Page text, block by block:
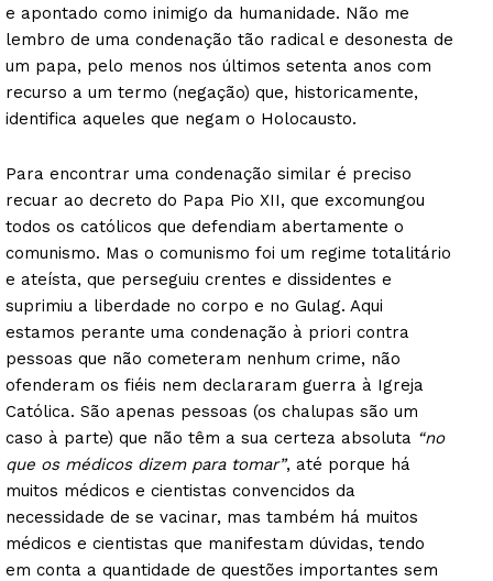
e apontado como inimigo da humanidade. Não me
lembro de uma condenação tão radical e desonesta de
um papa, pelo menos nos últimos setenta anos com
recurso a um termo (negação) que, historicamente,
identifica aqueles que negam o Holocausto.
Para encontrar uma condenação similar é preciso
recuar ao decreto do Papa Pio XII, que excomungou
todos os católicos que defendiam abertamente o
comunismo. Mas o comunismo foi um regime totalitário
e ateísta, que perseguiu crentes e dissidentes e
suprimiu a liberdade no corpo e no Gulag. Aqui
estamos perante uma condenação à priori contra
pessoas que não cometeram nenhum crime, não
ofenderam os fiéis nem declararam guerra à Igreja
Católica. São apenas pessoas (os chalupas são um
caso à parte) que não têm a sua certeza absoluta “no
que os médicos dizem para tomar”, até porque há
muitos médicos e cientistas convencidos da
necessidade de se vacinar, mas também há muitos
médicos e cientistas que manifestam dúvidas, tendo
em conta a quantidade de questões importantes sem